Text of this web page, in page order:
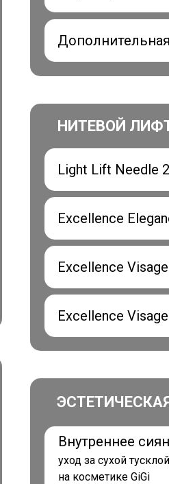
НИТЕВОЙ
Light Lift Needle
Excellence
Excellence
Excellence
Внутреннее
уход за сухой
на косметике GiGi